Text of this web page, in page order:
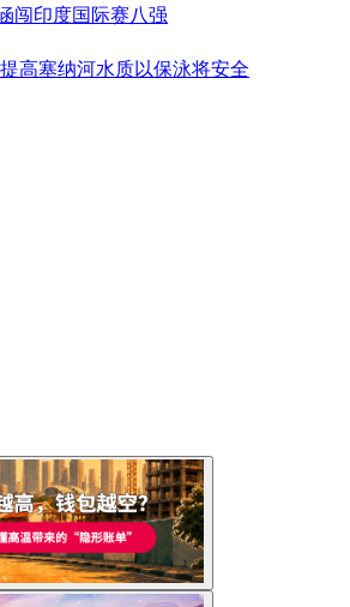
闯印度国际赛八强
高塞纳河水质以保泳将安全